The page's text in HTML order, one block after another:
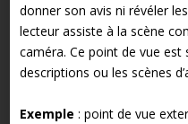
donner son avis ni révéler
lecteur assiste à la scène
caméra. Ce point de vue
descriptions ou les scènes
Exemple : point de vue